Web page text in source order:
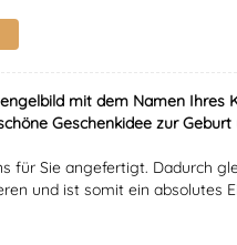
mit dem Namen Ihres
Geschenkidee zur Geburt
für Sie angefertigt. Dadurch
und ist somit ein absolutes